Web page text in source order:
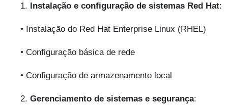
1. Instalação e configuração de sistemas Red Hat:
• Instalação do Red Hat Enterprise Linux (RHEL)
• Configuração básica de rede
• Configuração de armazenamento local
2. Gerenciamento de sistemas e segurança: